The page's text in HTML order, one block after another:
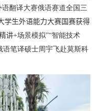
翻译大赛俄语赛道全国三
学生外语能力大赛国赛获得
讲+场景模拟”“智能技术
语笔译硕士周宇飞赴莫斯科